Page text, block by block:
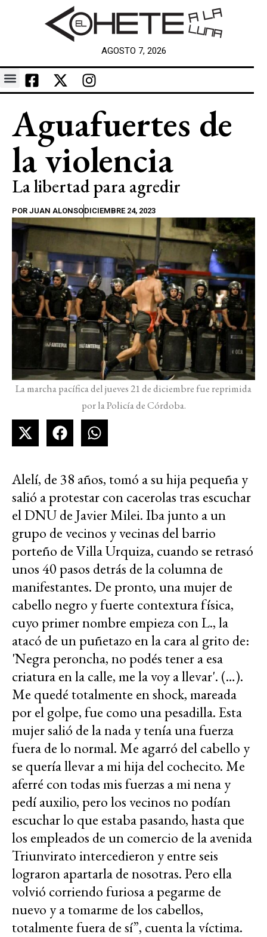
AGOSTO 7, 2026
Aguafuertes de
la violencia
La libertad para agredir
POR JUAN ALONSODICIEMBRE 24, 2023
La marcha pacífica del jueves 21 de diciembre fue reprimida
por la Policía de Córdoba.
Alelí, de 38 años, tomó a su hija pequeña y
salió a protestar con cacerolas tras escuchar
el DNU de Javier Milei. Iba junto a un
grupo de vecinos y vecinas del barrio
porteño de Villa Urquiza, cuando se retrasó
unos 40 pasos detrás de la columna de
manifestantes. De pronto, una mujer de
cabello negro y fuerte contextura física,
cuyo primer nombre empieza con L., la
atacó de un puñetazo en la cara al grito de:
'Negra peroncha, no podés tener a esa
criatura en la calle, me la voy a llevar'. (…).
Me quedé totalmente en shock, mareada
por el golpe, fue como una pesadilla. Esta
mujer salió de la nada y tenía una fuerza
fuera de lo normal. Me agarró del cabello y
se quería llevar a mi hija del cochecito. Me
aferré con todas mis fuerzas a mi nena y
pedí auxilio, pero los vecinos no podían
escuchar lo que estaba pasando, hasta que
los empleados de un comercio de la avenida
Triunvirato intercedieron y entre seis
lograron apartarla de nosotras. Pero ella
volvió corriendo furiosa a pegarme de
nuevo y a tomarme de los cabellos,
totalmente fuera de sí”, cuenta la víctima.